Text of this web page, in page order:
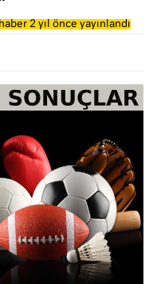
2 yıl önce yayınlandı